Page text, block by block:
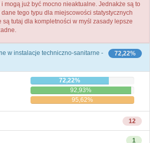
i mogą już być mocno nieaktualne. Jednakże są to
tego typu dla miejscowości statystycznych
tutaj dla kompletności w myśl zasady lepsze
72,22%
w instalacje techniczno-sanitarne -
72,22%
92,93%
95,62%
12
1